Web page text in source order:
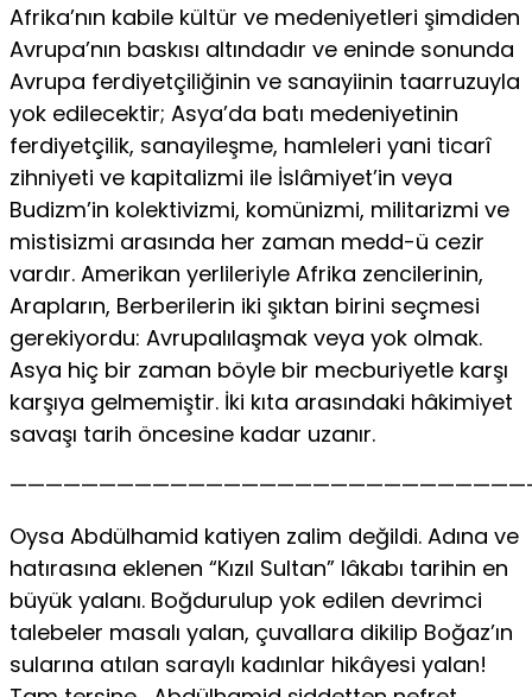
Afrika’nın kabile kültür ve medeniyetleri şimdiden
Avrupa’nın baskısı altındadır ve eninde sonunda
Avrupa ferdiyetçiliğinin ve sanayiinin taarruzuyla
yok edilecektir; Asya’da batı medeniyetinin
ferdiyetçilik, sanayileşme, hamleleri yani ticarî
zihniyeti ve kapitalizmi ile İslâmiyet’in veya
Budizm’in kolektivizmi, komünizmi, militarizmi ve
mistisizmi arasında her zaman medd-ü cezir
vardır. Amerikan yerlileriyle Afrika zencilerinin,
Arapların, Berberilerin iki şıktan birini seçmesi
gerekiyordu: Avrupalılaşmak veya yok olmak.
Asya hiç bir zaman böyle bir mecburiyetle karşı
karşıya gelmemiştir. İki kıta arasındaki hâkimiyet
savaşı tarih öncesine kadar uzanır.
Oysa Abdülhamid katiyen zalim değildi. Adına ve
hatırasına eklenen “Kızıl Sultan” lâkabı tarihin en
büyük yalanı. Boğdurulup yok edilen devrimci
talebeler masalı yalan, çuvallara dikilip Boğaz’ın
sularına atılan saraylı kadınlar hikâyesi yalan!